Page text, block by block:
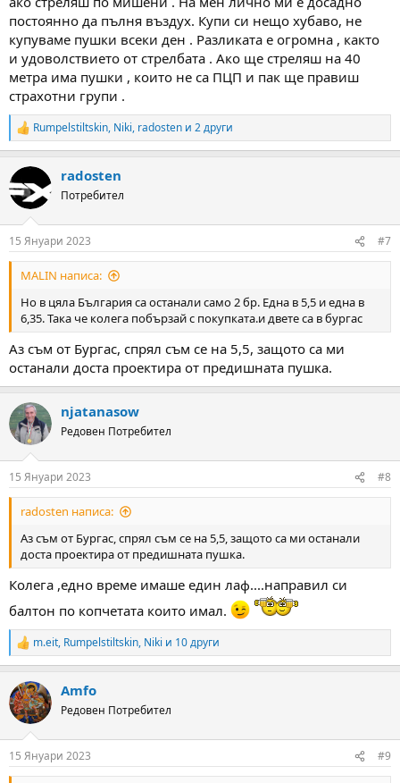
постоянно да пълня въздух. Купи си нещо хубаво, не
купуваме пушки всеки ден . Разликата е огромна , както
и удоволствието от стрелбата . Ако ще стреляш на 40
метра има пушки , които не са ПЦП и пак ще правиш
страхотни групи .
R
e
c
t
i
s
:
Rumpelstiltskin, Niki, radosten и 2 други
radosten
Потребител
15 Януари 2023 #7
MALIN написа:
Но в цяла България са останали само 2 бр. Една в 5,5 и една в
6,35. Така че колега побързай с покупката.и двете са в бургас
Аз съм от Бургас, спрял съм се на 5,5, защото са ми
останали доста проектира от предишната пушка.
njatanasow
Редовен Потребител
15 Януари 2023 #8
radosten написа:
Аз съм от Бургас, спрял съм се на 5,5, защото са ми останали
доста проектира от предишната пушка.
Колега ,едно време имаше един лаф....направил си
балтон по копчетата които имал.
R
e
c
t
i
s
:
m.eit, Rumpelstiltskin, Niki и 10 други
Amfo
Редовен Потребител
15 Януари 2023 #9